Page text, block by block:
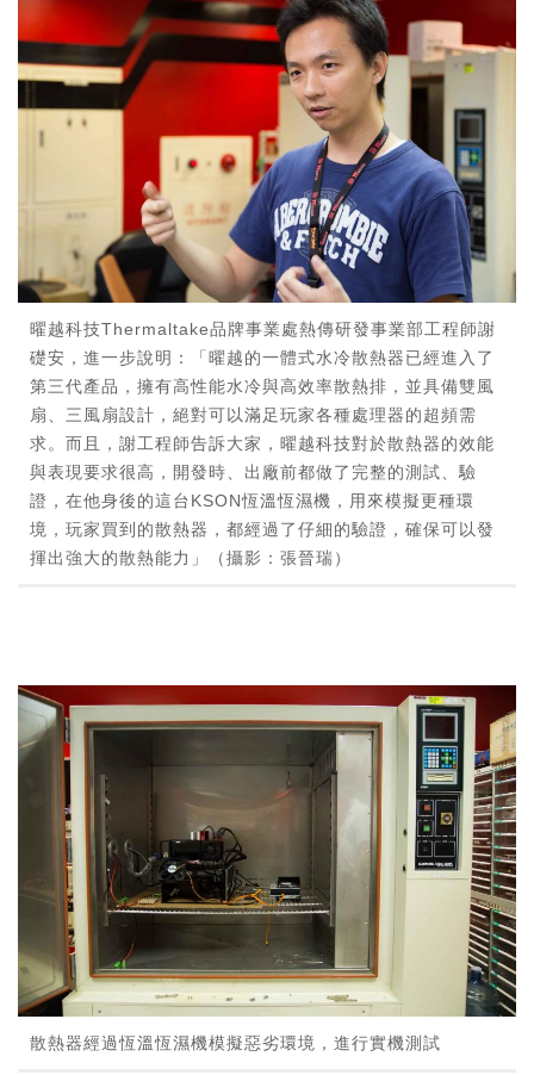
曜越科技Thermaltake品牌事業處熱傳研發事業部工程師謝
礎安，進一步說明：「曜越的一體式水冷散熱器已經進入了
第三代產品，擁有高性能水冷與高效率散熱排，並具備雙風
扇、三風扇設計，絕對可以滿足玩家各種處理器的超頻需
求。而且，謝工程師告訴大家，曜越科技對於散熱器的效能
與表現要求很高，開發時、出廠前都做了完整的測試、驗
證，在他身後的這台KSON恆溫恆濕機，用來模擬更種環
境，玩家買到的散熱器，都經過了仔細的驗證，確保可以發
揮出強大的散熱能力」（攝影：張晉瑞）
散熱器經過恆溫恆濕機模擬惡劣環境，進行實機測試